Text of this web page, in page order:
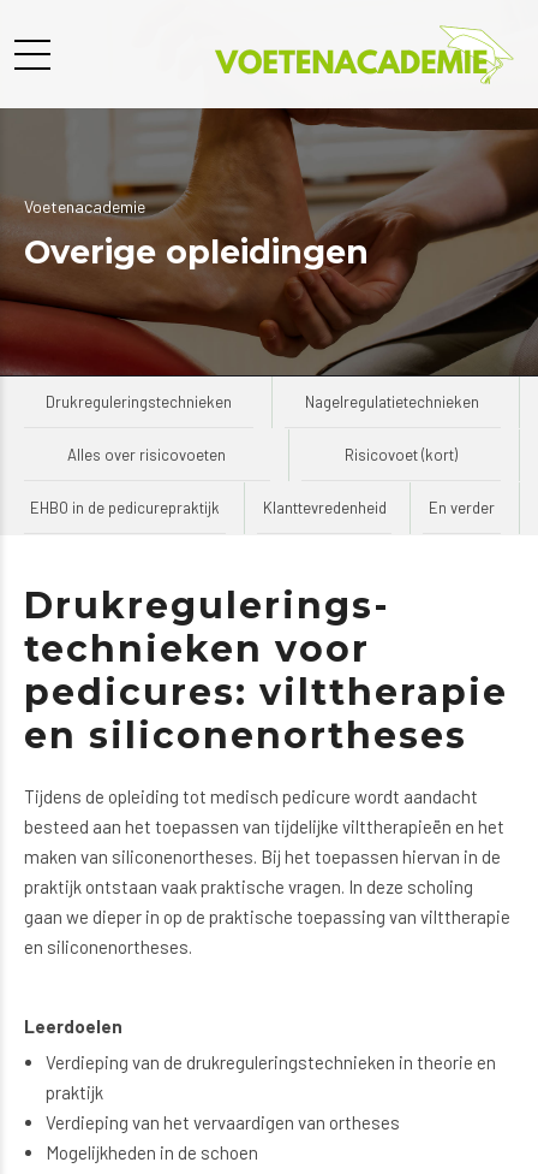
Voetenacademie
Overige opleidingen
Drukreguleringstechnieken Nagelregulatietechnieken
Alles over risicovoeten Risicovoet (kort)
EHBO in de pedicurepraktijk Klanttevredenheid En verder
Druk­regulerings­
technieken voor
pedicures: vilt­therapie
en siliconen­ortheses
Tijdens de opleiding tot medisch pedicure wordt aandacht
besteed aan het toepassen van tijdelijke vilttherapieën en het
maken van siliconenortheses. Bij het toepassen hiervan in de
praktijk ontstaan vaak praktische vragen. In deze scholing
gaan we dieper in op de praktische toepassing van vilttherapie
en siliconenortheses.
Leerdoelen
Verdieping van de drukreguleringstechnieken in theorie en
praktijk
Verdieping van het vervaardigen van ortheses
Mogelijkheden in de schoen